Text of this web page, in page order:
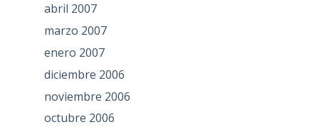
abril 2007
marzo 2007
enero 2007
diciembre 2006
noviembre 2006
octubre 2006